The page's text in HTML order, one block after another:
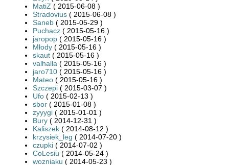
MatiZ ( 2015-06-08 )
Stradovius ( 2015-06-08 )
Saneb ( 2015-05-29 )
Puchacz ( 2015-05-16 )
jaropop ( 2015-05-16 )
Młody ( 2015-05-16 )
skaut ( 2015-05-16 )
valhalla ( 2015-05-16 )
jaro710 ( 2015-05-16 )
Mateo ( 2015-05-16 )
Szczepi ( 2015-03-07 )
Ufo ( 2015-02-13 )
sbor ( 2015-01-08 )
zyyygi ( 2015-01-01 )
Bury ( 2014-12-31 )
Kaliszek ( 2014-08-12 )
krzysiek_leg ( 2014-07-20 )
czupki ( 2014-07-02 )
CoLesiu ( 2014-05-24 )
wozniaku ( 2014-05-23 )